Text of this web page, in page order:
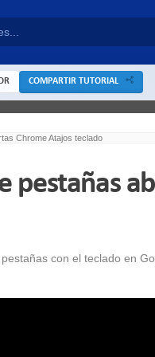
COMPARTIR TUTORIAL
Chrome Atajos teclado
pestañas
con el teclado en